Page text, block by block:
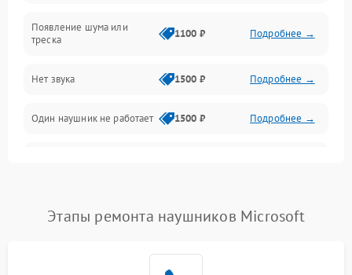
Появление шума или
треска
1100 ₽ Подробнее →
Нет звука 1500 ₽ Подробнее →
Один наушник не работает 1500 ₽ Подробнее →
Этапы ремонта наушников Microsoft